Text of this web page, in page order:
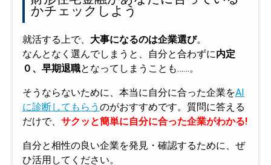
かチェックしよう
就活する上で、 大事になるのは企業選び。
なんとなく選んでしまうと、自分と合わずに内定
０、早期退職となってしまうことも……。
そうならないために、本当に自分に合った企業をAI
に診断してもらう のがおすすめです。質問に答える
だけで、 サクッと簡単に自分に合った企業がわかる!
自分と相性の良い企業を発見・確認するために、ぜ
ひ活用してください。